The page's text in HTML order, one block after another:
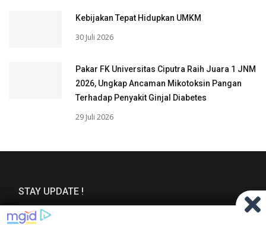
Kebijakan Tepat Hidupkan UMKM
30 Juli 2026
Pakar FK Universitas Ciputra Raih Juara 1 JNM
2026, Ungkap Ancaman Mikotoksin Pangan
Terhadap Penyakit Ginjal Diabetes
29 Juli 2026
STAY UPDATE !